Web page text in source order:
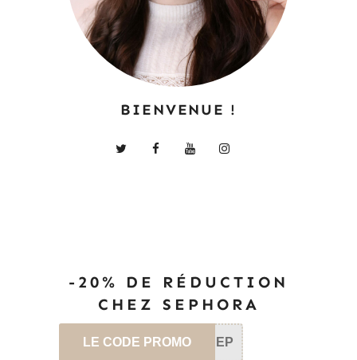
BIENVENUE !
-20% DE RÉDUCTION
CHEZ SEPHORA
LE CODE PROMO SEP